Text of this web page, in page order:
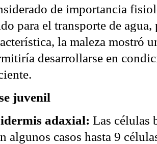
de importancia
para el transporte de
la maleza mostró
desarrollarse en
juvenil
adaxial: Las células
algunos casos hasta 9